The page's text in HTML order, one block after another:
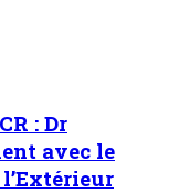
: Dr
avec le